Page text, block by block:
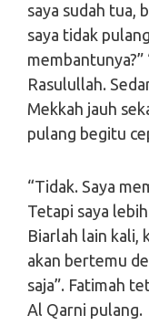
saya sudah tua,
saya tidak
Rasulullah.
Mekkah jauh
pulang begitu
“Tidak. Saya
Tetapi saya
Biarlah lain kali,
akan bertemu
saja”. Fatimah
Al Qarni pulang.